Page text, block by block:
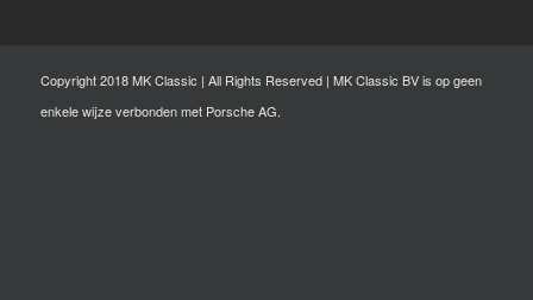
Copyright 2018 MK Classic | All Rights Reserved | MK Classic BV is op geen
enkele wijze verbonden met Porsche AG.